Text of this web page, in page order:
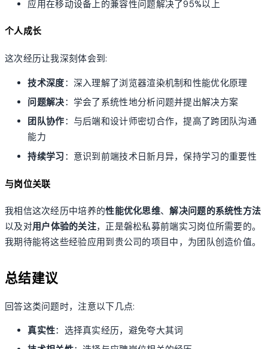
应用在移动设备上的兼容性问题解决了95%以上
个人成长
这次经历让我深刻体会到:
技术深度：深入理解了浏览器渲染机制和性能优化原理
问题解决：学会了系统性地分析问题并提出解决方案
团队协作：与后端和设计师密切合作，提高了跨团队沟通
能力
持续学习 ：意识到前端技术日新月异，保持学习的重要性
与岗位关联
我相信这次经历中培养的性能优化思维、解决问题的系统性方法
以及对用户体验的关注，正是磐松私募前端实习岗位所需要的。
我期待能将这些经验应用到贵公司的项目中，为团队创造价值。
总结建议
回答这类问题时，注意以下几点:
真实性：选择真实经历，避免夸大其词